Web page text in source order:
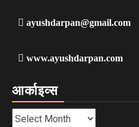
ayushdarpan@gmail.com
www.ayushdarpan.com
आर्काइव्स